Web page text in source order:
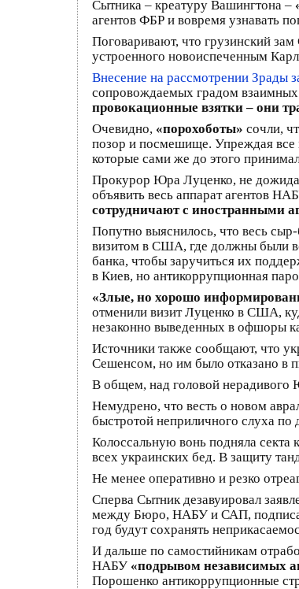
Сытника – креатуру Вашингтона –
агентов ФБР и вовремя узнавать
Поговаривают, что грузинский
устроенного новоиспеченным
Внесение на рассмотрении Зрады
сопровождаемых градом
провокационные взятки – они
Очевидно, «порохоботы» сочли,
позор и посмешище. Упреждая все
которые сами же до этого
Прокурор Юра Луценко, не
объявить весь аппарат агентов
сотрудничают с иностранными
Попутно выяснилось, что весь
визитом в США, где должны были
банка, чтобы заручиться их
в Киев, но антикоррупционная
«Злые, но хорошо
отменили визит Луценко в США,
незаконно выведенных в офшоры
Источники также сообщают, что
Сешенсом, но им было отказано в
В общем, над головой нерадивого
Немудрено, что весть о новом
быстротой неприличного слуха по
Колоссальную вонь подняла секта
всех украинских бед. В защиту
Не менее оперативно и резко
Сперва Сытник дезавуировал
между Бюро, НАБУ и САП,
год будут сохранять
И дальше по самостийникам
НАБУ «подрывом независимых
Порошенко антикоррупционные